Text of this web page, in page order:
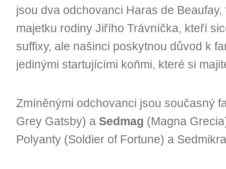
jsou dva odchovanci Haras de
majetku rodiny Jiřího Trávníčka, kteří
suffixy, ale našinci poskytnou důvod k
jedinými startujícími koňmi, které si
Zmíněnými odchovanci jsou současný
Grey Gatsby) a Sedmag (Magna
Polyanty (Soldier of Fortune) a